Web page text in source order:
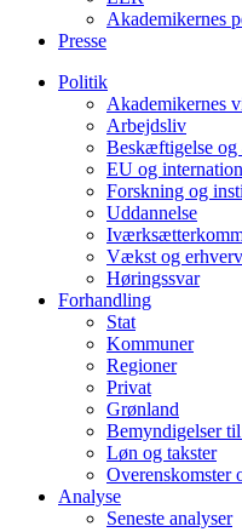
Akademikernes
Presse
Politik
Akademikernes
Arbejdsliv
Beskæftigelse og
EU og
Forskning og
Uddannelse
Vækst og erhverv
Høringssvar
Forhandling
Stat
Kommuner
Regioner
Privat
Grønland
Bemyndigelser
Løn og takster
Overenskomster
Analyse
Seneste analyser